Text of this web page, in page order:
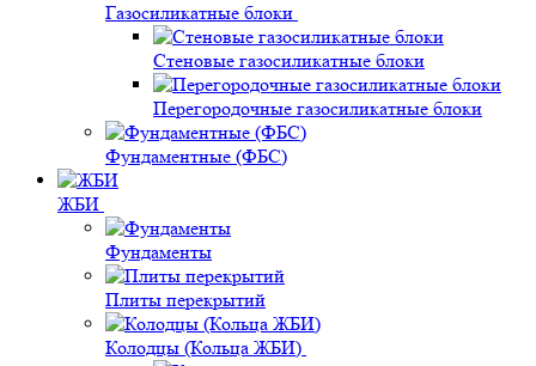
Газосиликатные блоки
Стеновые газосиликатные блоки
Перегородочные газосиликатные блоки
Фундаментные (ФБС)
ЖБИ
Фундаменты
Плиты перекрытий
Колодцы (Кольца ЖБИ)